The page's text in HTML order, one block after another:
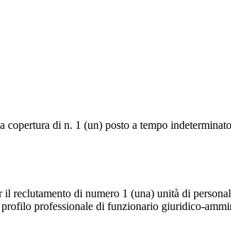
copertura di n. 1 (un) posto a tempo
reclutamento di numero 1 (una) unità di
professionale di funzionario giuridico-